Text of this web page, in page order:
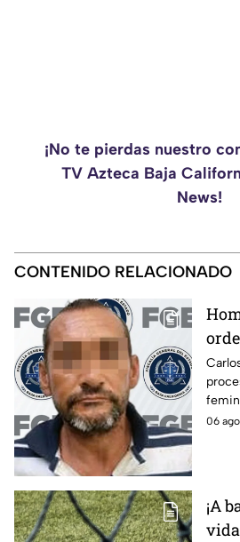
¡No te pierdas nuestro
TV Azteca Baja
News!
CONTENIDO RELACIONADO
con
06
¡A